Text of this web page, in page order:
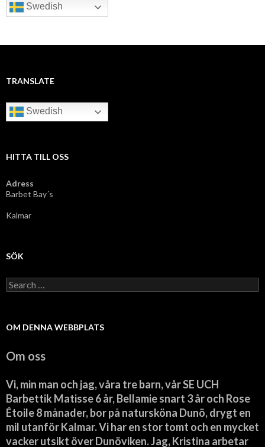
Swedish
TRANSLATE
Swedish
HITTA TILL OSS
Adress
Barbet Bay´s
Kalmar
SÖK
Search
for:
OM DENNA WEBBPLATS
Om oss
Vi, min man och jag, våra tre barn, vår SE UCH
Barbettik Matisse 6 år, Bellamie snart 3 år och Rose
Étoile 8 månader, bor på natursköna Dunö, drygt en
mil utanför Kalmar. Vi har en stor tomt och en mycket
vacker utsikt över Dunöviken. Jag, Kristina arbetar